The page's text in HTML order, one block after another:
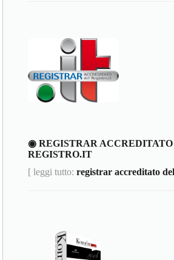
◉ REGISTRAR
REGISTRO.IT
[ leggi tutto:registrar accreditato